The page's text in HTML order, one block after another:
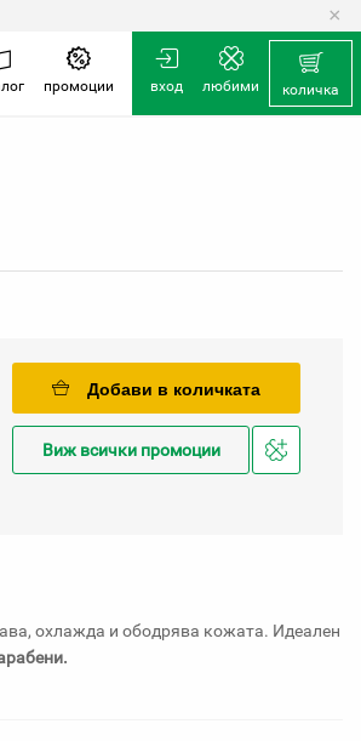
×
вход любими количка
промоции
Добави в количката
Виж всички промоции
Добави
охлажда и ободрява кожата. Идеален